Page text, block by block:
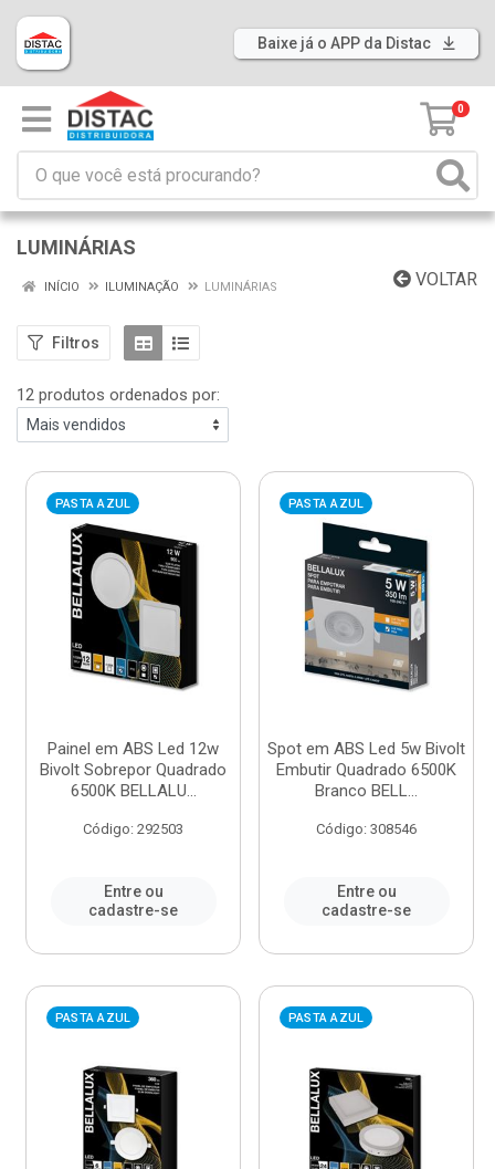
Baixe já o APP da Distac
0
LUMINÁRIAS
VOLTAR
INÍCIO ILUMINAÇÃO LUMINÁRIAS
Filtros
12 produtos ordenados por:
PASTA AZUL
Painel em ABS Led 12w
Bivolt Sobrepor Quadrado
6500K BELLALU...
Código: 292503
Entre ou
cadastre-se
PASTA AZUL
Spot em ABS Led 5w Bivolt
Embutir Quadrado 6500K
Branco BELL...
Código: 308546
Entre ou
cadastre-se
PASTA AZUL PASTA AZUL